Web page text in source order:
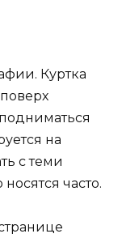
Куртка
на
с теми
часто.